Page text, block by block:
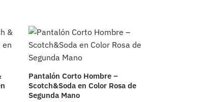
Pantalón Corto Hombre –
Scotch&Soda en Color Rosa de
Segunda Mano